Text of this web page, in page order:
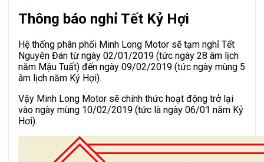
Thông báo nghỉ Tết Kỷ Hợi
Hệ thống phân phối Minh Long Motor sẽ tạm nghỉ Tết
Nguyên Đán từ ngày 02/01/2019 (tức ngày 28 âm lịch
năm Mậu Tuất) đến ngày 09/02/2019 (tức ngày mùng 5
âm lịch năm Kỷ Hợi).
Vậy Minh Long Motor sẽ chính thức hoạt động trở lại
vào ngày mùng 10/02/2019 (tức là ngày 06/01 năm Kỷ
Hơi).